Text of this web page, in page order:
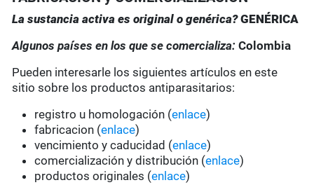
La sustancia activa es original o genérica?GENÉRICA
Algunos países en los que se comercializa:Colombia
Pueden interesarle los siguientes artículos en este
sitio sobre los productos antiparasitarios:
registro u homologación (enlace)
fabricacion (enlace)
vencimiento y caducidad (enlace)
comercialización y distribución (enlace)
productos originales (enlace)